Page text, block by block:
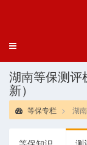
导
湖南等保测评
新）
等保专栏 湖